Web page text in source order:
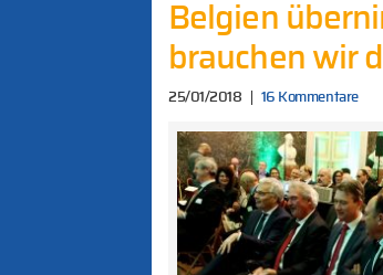
Belgien
brauchen wir
25/01/2018 16 Kommentare